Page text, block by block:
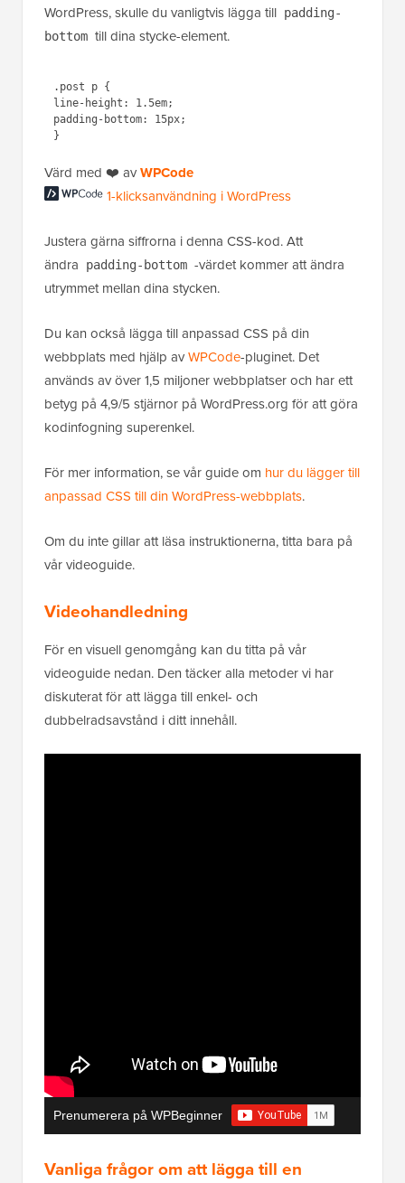
WordPress, skulle du vanligtvis lägga till padding-
bottom till dina stycke-element.
.post p {
line-height: 1.5em;
padding-bottom: 15px;
Värd med ❤️ av
WPCode
WordPress
Justera gärna siffrorna i denna CSS-kod. Att
utrymmet mellan dina stycken.
Du kan också lägga till anpassad CSS på din
webbplats med hjälp av
-pluginet. Det
används av över 1,5 miljoner webbplatser och har ett
betyg på 4,9/5 stjärnor på WordPress.org för att göra
kodinfogning superenkel.
För mer information, se vår guide om
hur du lägger till
anpassad CSS till din WordPress-webbplats
Om du inte gillar att läsa instruktionerna, titta bara på
vår videoguide.
Videohandledning
För en visuell genomgång kan du titta på vår
videoguide nedan. Den täcker alla metoder vi har
diskuterat för att lägga till enkel- och